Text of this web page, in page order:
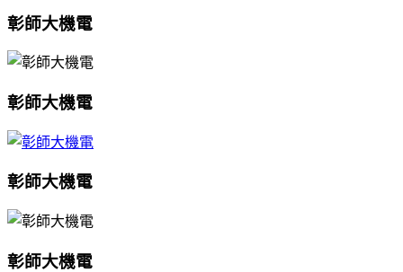
彰師大機電
彰師大機電
彰師大機電
彰師大機電